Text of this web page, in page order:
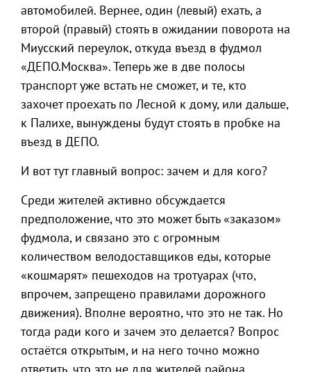
автомобилей. Вернее, один (левый) ехать, а
второй (правый) стоять в ожидании поворота на
Миусский переулок, откуда въезд в фудмол
«ДЕПО.Москва». Теперь же в две полосы
транспорт уже встать не сможет, и те, кто
захочет проехать по Лесной к дому, или дальше,
к Палихе, вынуждены будут стоять в пробке на
въезд в ДЕПО.
И вот тут главный вопрос: зачем и для кого?
Среди жителей активно обсуждается
предположение, что это может быть «заказом»
фудмола, и связано это с огромным
количеством велодоставщиков еды, которые
«кошмарят» пешеходов на тротуарах (что,
впрочем, запрещено правилами дорожного
движения). Вполне вероятно, что это не так. Но
тогда ради кого и зачем это делается? Вопрос
остаётся открытым, и на него точно можно
ответить, что это не для жителей района.